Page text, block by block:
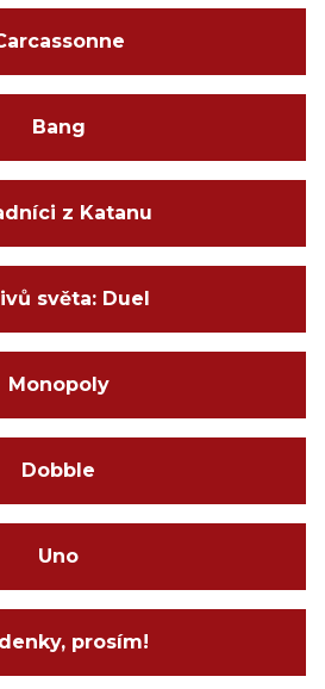
Bang
z Katanu
světa: Duel
Monopoly
Dobble
Uno
prosím!